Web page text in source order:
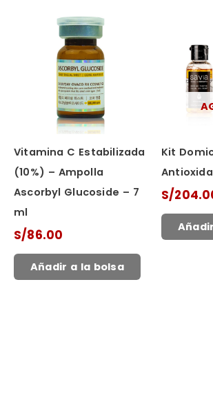
Vitamina C Estabilizada
(10%) – Ampolla
Ascorbyl Glucoside – 7
ml
S/86.00
Añadir a la bolsa
Kit
S/